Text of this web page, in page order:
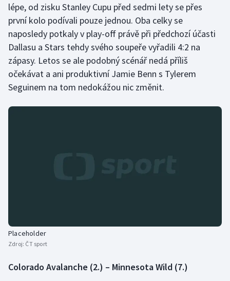
lépe, od zisku Stanley Cupu před sedmi lety se přes
první kolo podívali pouze jednou. Oba celky se
naposledy potkaly v play-off právě při předchozí účasti
Dallasu a Stars tehdy svého soupeře vyřadili 4:2 na
zápasy. Letos se ale podobný scénář nedá příliš
očekávat a ani produktivní Jamie Benn s Tylerem
Seguinem na tom nedokážou nic změnit.
Placeholder
Zdroj: ČT sport
Colorado Avalanche (2.) – Minnesota Wild (7.)